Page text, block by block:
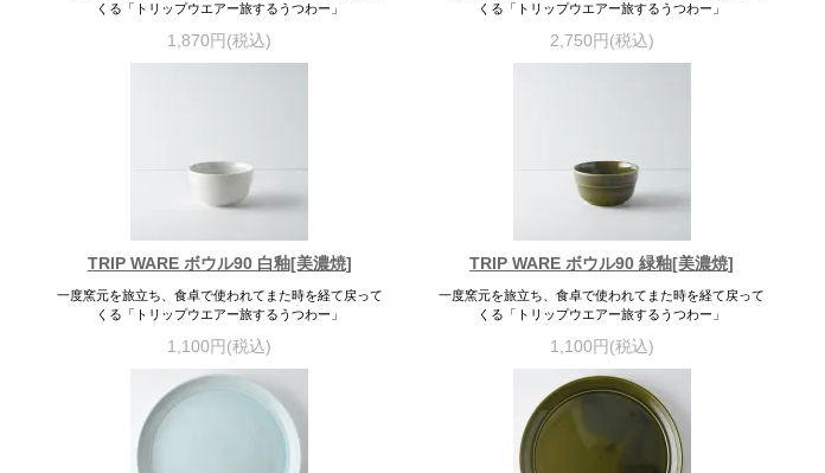
くる「トリップウエアー旅するうつわー」
1,870円(税込)
くる「トリップウエアー旅するうつわー」
2,750円(税込)
TRIP WARE ボウル90 白釉[美濃焼]
一度窯元を旅立ち、食卓で使われてまた時を経て戻って
くる「トリップウエアー旅するうつわー」
1,100円(税込)
TRIP WARE ボウル90 緑釉[美濃焼]
一度窯元を旅立ち、食卓で使われてまた時を経て戻って
くる「トリップウエアー旅するうつわー」
1,100円(税込)